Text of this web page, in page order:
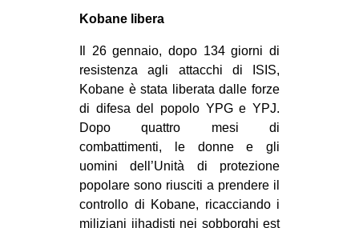
Kobane libera
Il 26 gennaio, dopo 134 giorni di
resistenza agli attacchi di ISIS,
Kobane è stata liberata dalle forze
di difesa del popolo YPG e YPJ.
Dopo quattro mesi di
combattimenti, le donne e gli
uomini dell’Unità di protezione
popolare sono riusciti a prendere il
controllo di Kobane, ricacciando i
miliziani jihadisti nei sobborghi est